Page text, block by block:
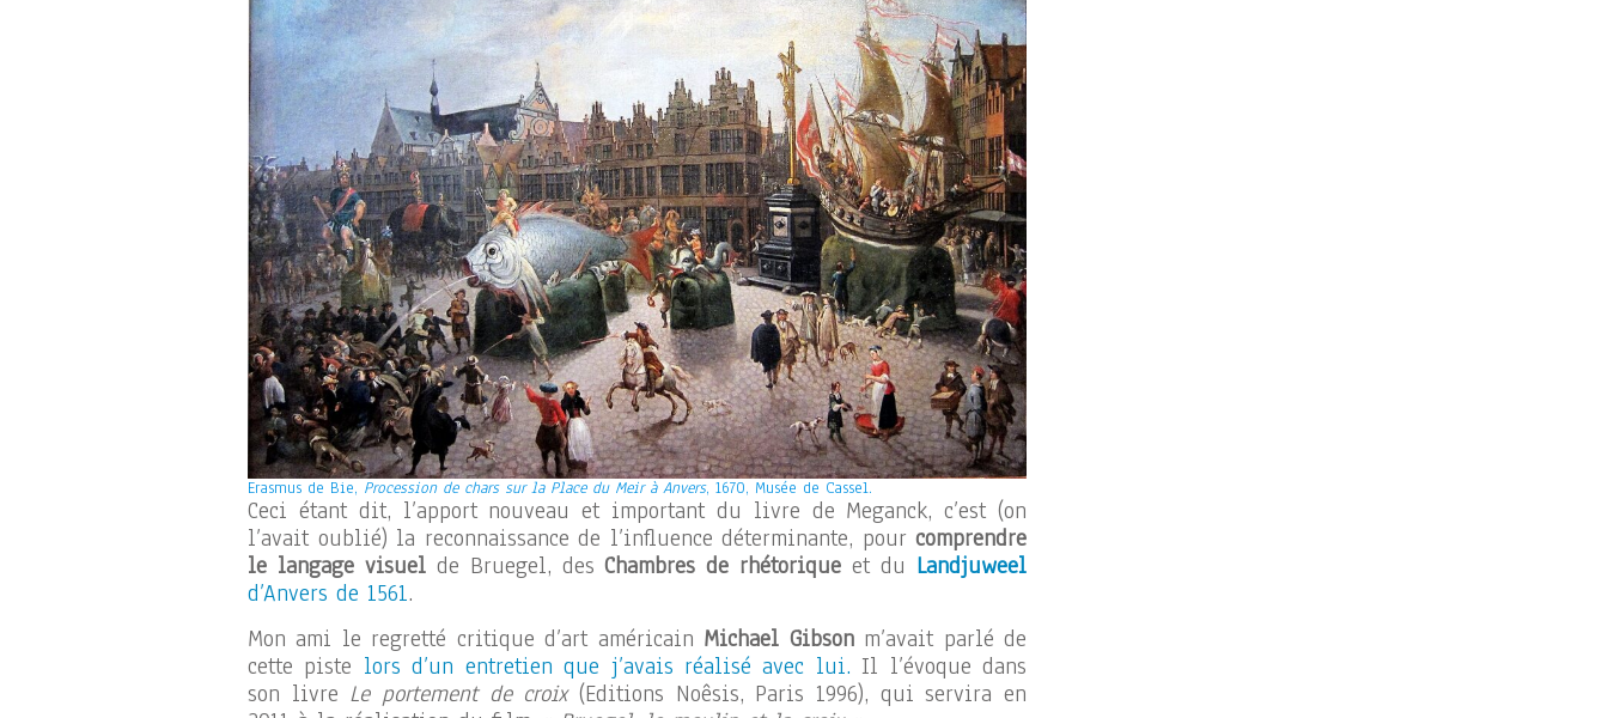
Erasmus de Bie, Procession de chars sur la Place du Meir à Anvers, 1670, Musée de Cassel.
Ceci étant dit, l’apport nouveau et important du livre de Meganck, c’est (on
l’avait oublié) la reconnaissance de l’influence déterminante, pour comprendre
le langage visuelde Bruegel, desChambres de rhétorique et du Landjuweel
d’Anvers de 1561.
Mon ami le regretté critique d’art américain Michael Gibsonm’avait parlé de
cette piste lors d’un entretien que j’avais réalisé avec lui. Il l’évoque dans
son livre Le portement de croix(Editions Noêsis, Paris 1996), qui servira en